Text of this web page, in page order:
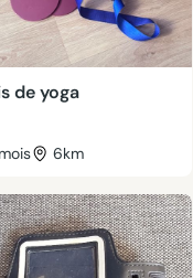
de yoga
6km